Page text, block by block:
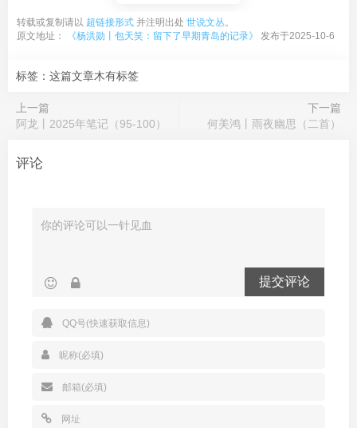
转载或复制请以 超链接形式 并注明出处 世说文丛。
原文地址：
《杨洪勋丨包天笑：留下了早期青岛的记录》 发布于2025-10-6
标签：这篇文章木有标签
上一篇
阿龙丨2025年笔记（95-100）
下一篇
何美鸿丨雨夜幽思（二首）
评论
提交评论